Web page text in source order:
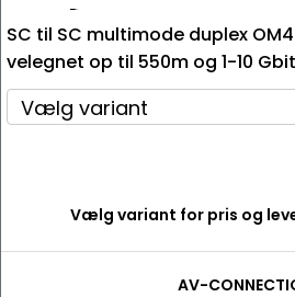
SC til SC multimode duplex
velegnet op til 550m og 1-10
Vælg variant for pris og
AV-